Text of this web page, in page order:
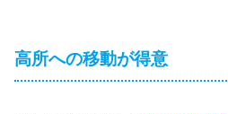
高所への移動が得意